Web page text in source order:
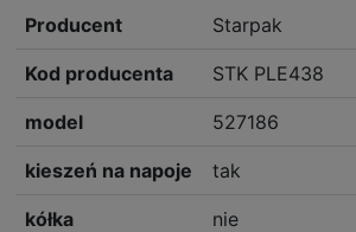
Producent Starpak
Kod producenta STK PLE438
model 527186
kieszeń na napoje tak
kółka nie